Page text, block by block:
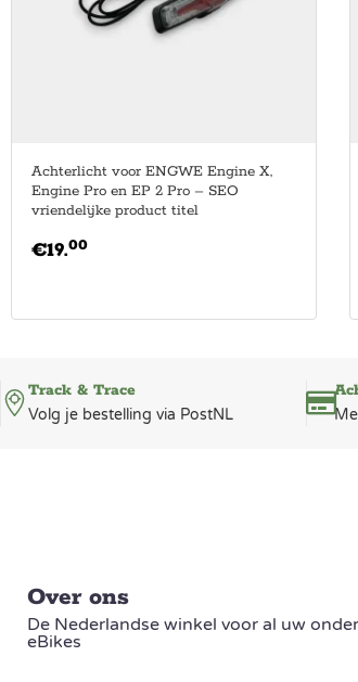
Achterlicht voor ENGWE Engine X,
Engine Pro en EP 2 Pro – SEO
vriendelijke product titel
€19.00
Track & Trace
Volg je bestelling via PostNL
Over ons
De Nederlandse winkel voor al uw
eBikes